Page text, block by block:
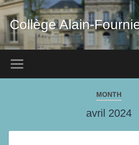
Collège Alain-
MONTH
avril 2024